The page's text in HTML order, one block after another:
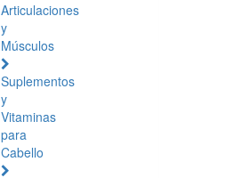
Articulaciones
y
Músculos
Suplementos
y
Vitaminas
para
Cabello